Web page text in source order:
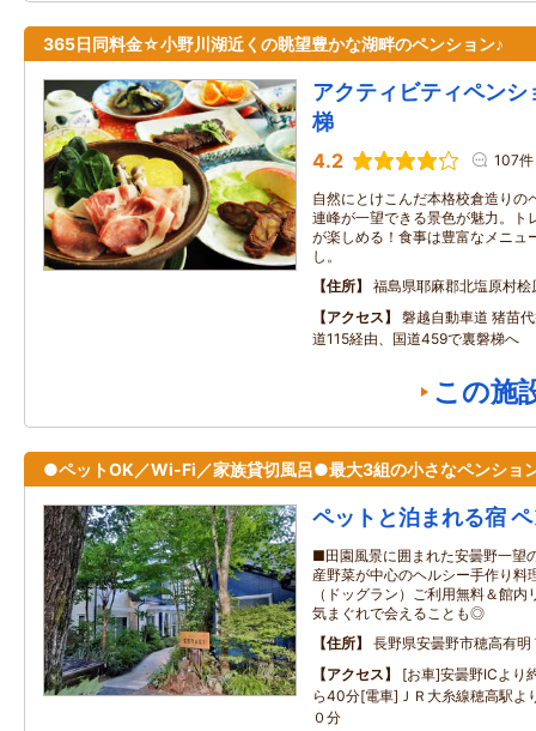
365日同料金☆小野川湖近くの眺望豊かな湖畔のペンション♪
アクティビティペンシ
梯
4.2 107件
自然にとけこんだ本格校倉造りの
連峰が一望できる景色が魅力。ト
が楽しめる！食事は豊富なメニュ
し。
住所
福島県耶麻郡北塩原村
アクセス
磐越自動車道 猪苗
道115経由、国道459で裏磐梯へ
この施
●ペットOK／Wi-Fi／家族貸切風呂●最大3組の小さなペンショ
ペットと泊まれる宿
■田園風景に囲まれた安曇野一望
産野菜が中心のヘルシー手作り
（ドッグラン）ご利用無料＆館
気まぐれで会えることも◎
住所
長野県安曇野市穂高有明
アクセス
[お車]安曇野ICより
ら40分[電車]ＪＲ大糸線穂高駅よ
０分